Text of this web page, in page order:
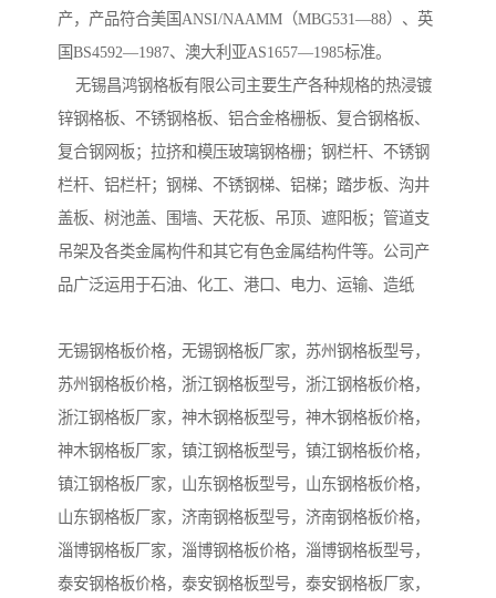
产，产品符合美国ANSI/NAAMM（MBG531—88）、英
国BS4592—1987、澳大利亚AS1657—1985标准。
无锡昌鸿钢格板有限公司主要生产各种规格的热浸镀
锌钢格板、不锈钢格板、铝合金格栅板、复合钢格板、
复合钢网板；拉挤和模压玻璃钢格栅；钢栏杆、不锈钢
栏杆、铝栏杆；钢梯、不锈钢梯、铝梯；踏步板、沟井
盖板、树池盖、围墙、天花板、吊顶、遮阳板；管道支
吊架及各类金属构件和其它有色金属结构件等。公司产
品广泛运用于石油、化工、港口、电力、运输、造纸
无锡钢格板价格，无锡钢格板厂家，苏州钢格板型号，
苏州钢格板价格，浙江钢格板型号，浙江钢格板价格，
浙江钢格板厂家，神木钢格板型号，神木钢格板价格，
神木钢格板厂家，镇江钢格板型号，镇江钢格板价格，
镇江钢格板厂家，山东钢格板型号，山东钢格板价格，
山东钢格板厂家，济南钢格板型号，济南钢格板价格，
淄博钢格板厂家，淄博钢格板价格，淄博钢格板型号，
泰安钢格板价格，泰安钢格板型号，泰安钢格板厂家，